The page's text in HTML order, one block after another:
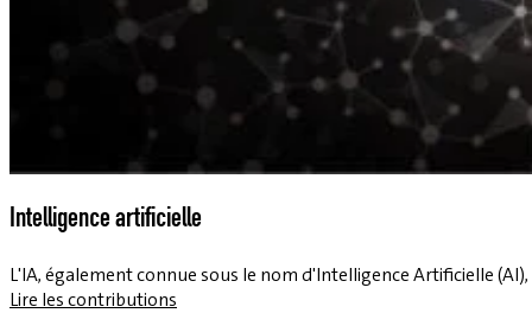
Intelligence artificielle
L'IA, également connue sous le nom d'Intelligence Artificielle
Lire les contributions